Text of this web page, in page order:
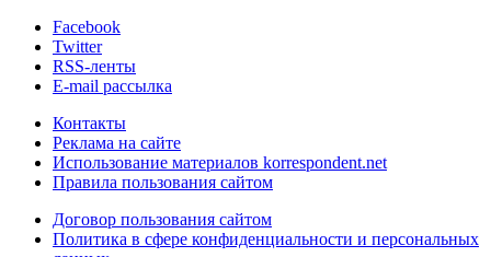
Facebook
Twitter
RSS-ленты
E-mail рассылка
Контакты
Реклама на сайте
Использование материалов korrespondent.net
Правила пользования сайтом
Договор пользования сайтом
Политика в сфере конфиденциальности и персональных